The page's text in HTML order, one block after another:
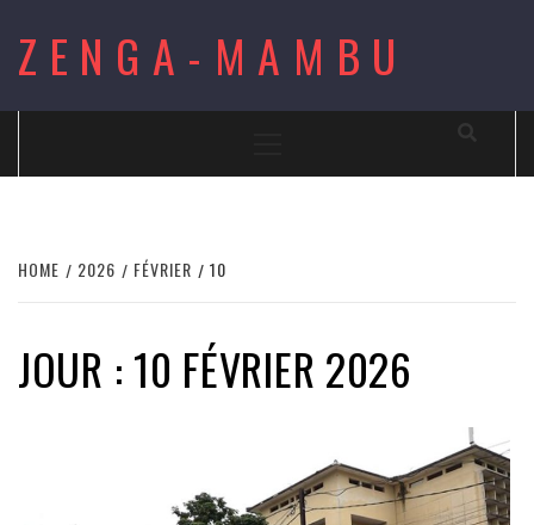
content
ZENGA-MAMBU
HOME 2026 FÉVRIER 10
JOUR : 10 FÉVRIER 2026